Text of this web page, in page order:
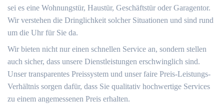
sei es eine Wohnungstür, Haustür, Geschäftstür oder Garagentor.
Wir verstehen die Dringlichkeit solcher Situationen und sind rund
um die Uhr für Sie da.
Wir bieten nicht nur einen schnellen Service an, sondern stellen
auch sicher, dass unsere Dienstleistungen erschwinglich sind.​
Unser transparentes Preissystem und unser faire Preis-Leistungs-
Verhältnis sorgen dafür, dass Sie qualitativ hochwertige Services
zu einem angemessenen Preis erhalten.​